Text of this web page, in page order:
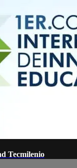
Tecmilenio